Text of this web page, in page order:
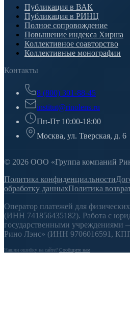
Публикация в ВАК
Публикация в РИНЦ
Полное сопровождение
Повышение индекса Хирша
Коллективное соавторство
Коллективные монографии
Контакты
8 (800) 301-88-45
institut@rinolens.ru
Пн-Пт 10:00-18:00
Москва, ул. Тверская, д. 6
© 2026 ООО «Группа компаний
Политика конфиденциальности
обработку данныхПолитика
Оператор платежей для
(ИНН 741856435182). Работа с
государственными
Рино Лэнс» (ИНН 9706016591,
Нашли ошибку на сайте? Сообщите нам